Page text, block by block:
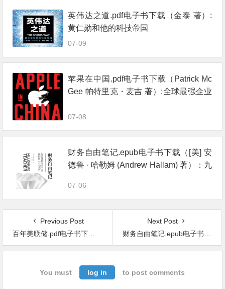
英伟达之道.pdf电子书下载（金泰 著）:
黄仁勋和他的科技帝国
07-09
苹果在中国.pdf电子书下载（Patrick Mc
Gee 帕特里克・麦吉 著）:全球最强企业
07-08
财务自由笔记.epub电子书下载（[美] 安
德鲁 · 哈勒姆 (Andrew Hallam) 著）：九
07-06
Previous Post
百年美联储.pdf电子书下载：一个独立帝国的金融真相
Next Post
财务自由笔记.epub电子书下载（[美] 安德鲁 · 哈勒姆 (Andrew Hallam) 著）：九堂课教你用工资赚到第一个600万
You must log in to post comments